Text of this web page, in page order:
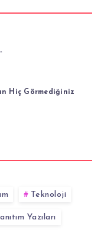
Hiç Görmediğiniz
Teknoloji
Yazıları